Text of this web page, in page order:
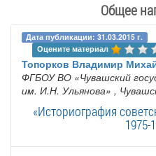
Общее
Дата публикации: 31.03.2015 г.
Оцените материал
Топорков Владимир
ФГБОУ ВО «Чувашский
им. И.Н. Ульянова» ,
«Историография
1975-